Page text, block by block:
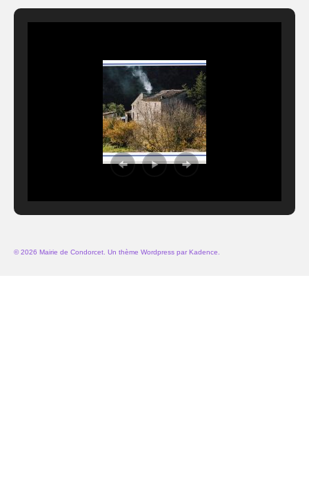
© 2026 Mairie de Condorcet. Un thème Wordpress par Kadence.